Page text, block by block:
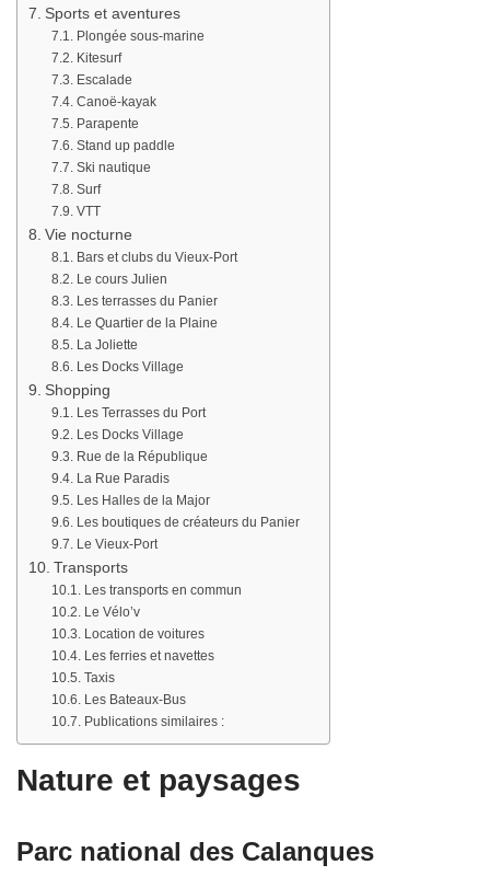
Sports et aventures
Plongée sous-marine
Kitesurf
Escalade
Canoë-kayak
Parapente
Stand up paddle
Ski nautique
Surf
VTT
Vie nocturne
Bars et clubs du Vieux-Port
Le cours Julien
Les terrasses du Panier
Le Quartier de la Plaine
La Joliette
Les Docks Village
Shopping
Les Terrasses du Port
Les Docks Village
Rue de la République
La Rue Paradis
Les Halles de la Major
Les boutiques de créateurs du Panier
Le Vieux-Port
Transports
Les transports en commun
Le Vélo’v
Location de voitures
Les ferries et navettes
Taxis
Les Bateaux-Bus
Publications similaires :
Nature et paysages
Parc national des Calanques